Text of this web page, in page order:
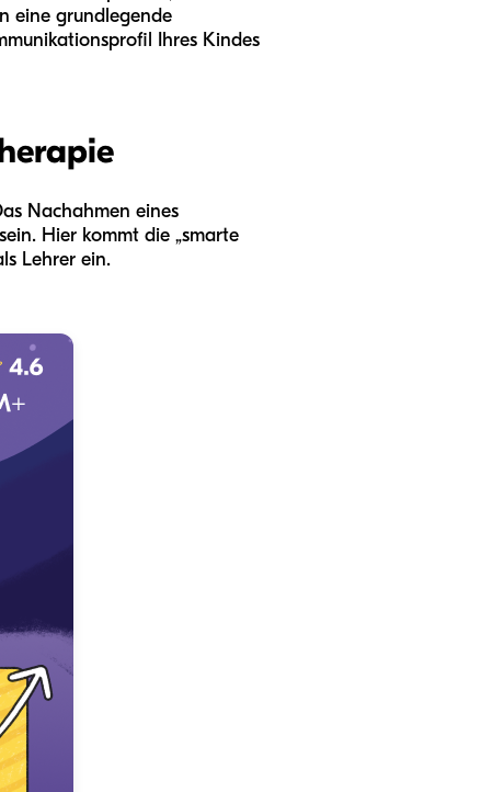
eine grundlegende
Ihres Kindes
Nachahmen eines
Hier kommt die „smarte
Lehrer ein.